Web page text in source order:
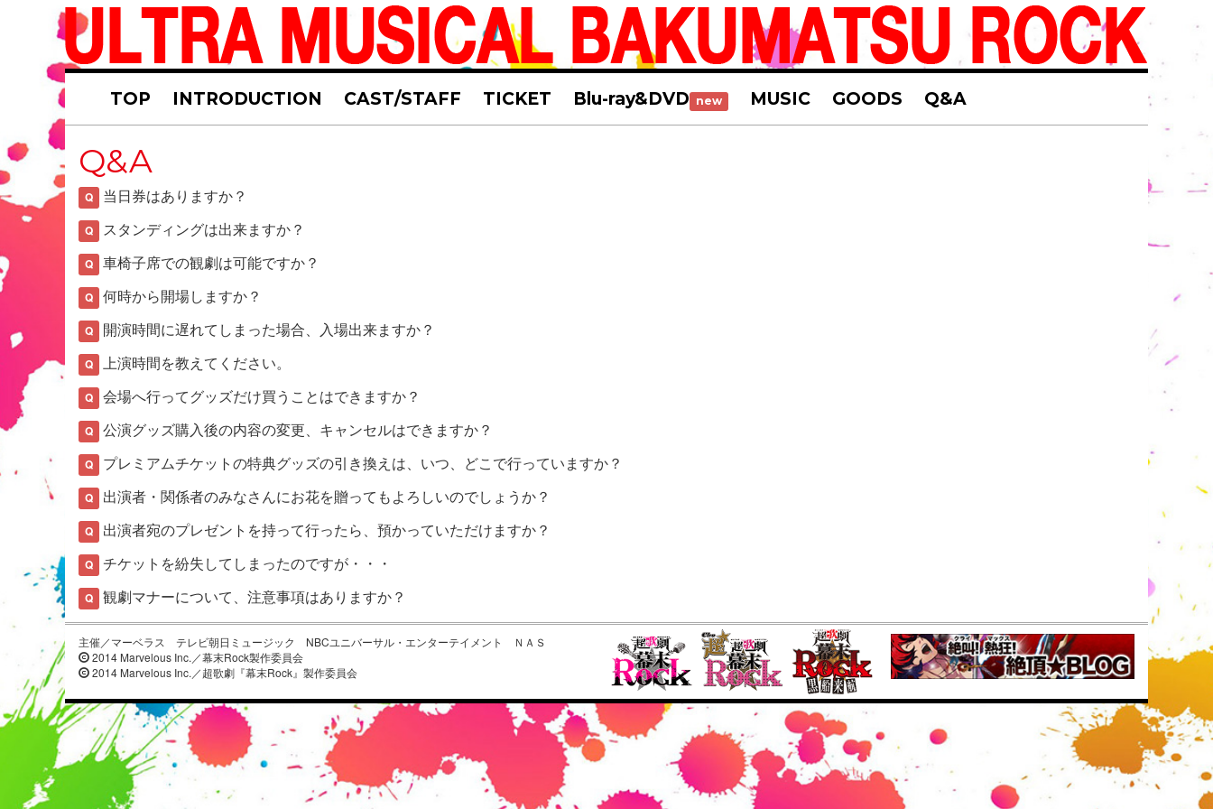
TOP INTRODUCTION CAST/STAFF TICKET Blu-ray&DVD new MUSIC GOODS Q&A
Q&A
Q 当日券はありますか？
Q スタンディングは出来ますか？
Q 車椅子席での観劇は可能ですか？
Q 何時から開場しますか？
Q 開演時間に遅れてしまった場合、入場出来ますか？
Q 上演時間を教えてください。
Q 会場へ行ってグッズだけ買うことはできますか？
Q 公演グッズ購入後の内容の変更、キャンセルはできますか？
Q プレミアムチケットの特典グッズの引き換えは、いつ、どこで行っていますか？
Q 出演者・関係者のみなさんにお花を贈ってもよろしいのでしょうか？
Q 出演者宛のプレゼントを持って行ったら、預かっていただけますか？
Q チケットを紛失してしまったのですが・・・
Q 観劇マナーについて、注意事項はありますか？
主催／マーベラス テレビ朝日ミュージック NBCユニバーサル・エンターテイメント ＮＡＳ
2014 Marvelous Inc.／幕末Rock製作委員会
2014 Marvelous Inc.／超歌劇『幕末Rock』製作委員会